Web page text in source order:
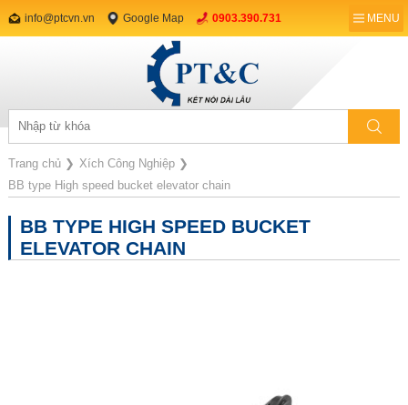
info@ptcvn.vn Google Map 0903.390.731
Trang chủ❯ Xích Công Nghiệp❯
BB type High speed bucket elevator chain
BB TYPE HIGH SPEED BUCKET
ELEVATOR CHAIN
MENU